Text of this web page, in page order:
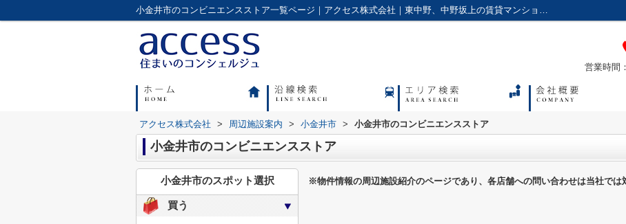
小金井市のコンビニエンスストア一覧ページ｜アクセス株式会社｜東中野、中野坂上の賃貸マンションやアパートに強い不動産会社
営業時間
アクセス株式会社 > 周辺施設案内 > 小金井市 > 小金井市のコンビニエンスストア
小金井市のコンビニエンスストア
※物件情報の周辺施設紹介のページであり、各店舗への問い合わせは当社では
小金井市のスポット選択
買う